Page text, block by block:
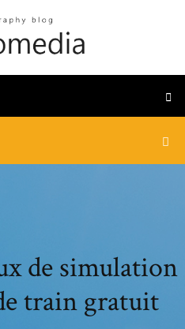
de simulation
train gratuit